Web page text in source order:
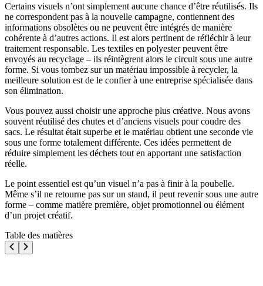
Certains visuels n’ont simplement aucune chance d’être réutilisés. Ils
ne correspondent pas à la nouvelle campagne, contiennent des
informations obsolètes ou ne peuvent être intégrés de manière
cohérente à d’autres actions. Il est alors pertinent de réfléchir à leur
traitement responsable. Les textiles en polyester peuvent être
envoyés au recyclage – ils réintègrent alors le circuit sous une autre
forme. Si vous tombez sur un matériau impossible à recycler, la
meilleure solution est de le confier à une entreprise spécialisée dans
son élimination.
Vous pouvez aussi choisir une approche plus créative. Nous avons
souvent réutilisé des chutes et d’anciens visuels pour coudre des
sacs. Le résultat était superbe et le matériau obtient une seconde vie
sous une forme totalement différente. Ces idées permettent de
réduire simplement les déchets tout en apportant une satisfaction
réelle.
Le point essentiel est qu’un visuel n’a pas à finir à la poubelle.
Même s’il ne retourne pas sur un stand, il peut revenir sous une autre
forme – comme matière première, objet promotionnel ou élément
d’un projet créatif.
Table des matières